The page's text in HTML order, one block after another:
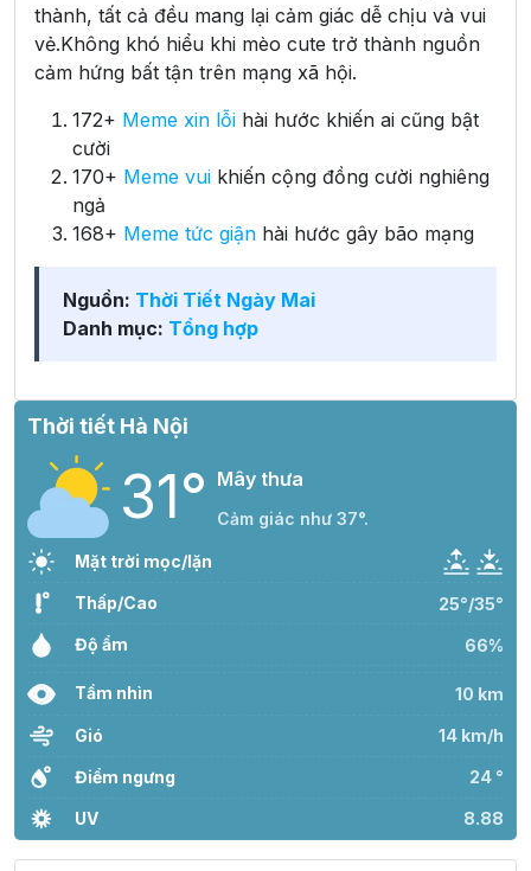
thành, tất cả đều mang lại cảm giác dễ chịu và vui
vẻ.Không khó hiểu khi mèo cute trở thành nguồn
cảm hứng bất tận trên mạng xã hội.
172+ Meme xin lỗi hài hước khiến ai cũng bật
cười
170+ Meme vui khiến cộng đồng cười nghiêng
ngả
168+ Meme tức giận hài hước gây bão mạng
Nguồn: Thời Tiết Ngày Mai
Danh mục: Tổng hợp
Thời tiết Hà Nội
31° Mây thưa
Cảm giác như 37°.
Mặt trời mọc/lặn
Thấp/Cao 25°/35°
Độ ẩm 66%
Tầm nhìn 10 km
Gió 14 km/h
Điểm ngưng 24 °
UV 8.88